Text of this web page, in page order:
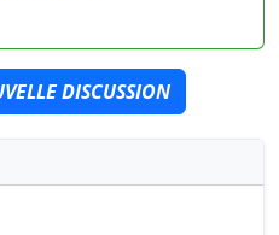
DISCUSSION